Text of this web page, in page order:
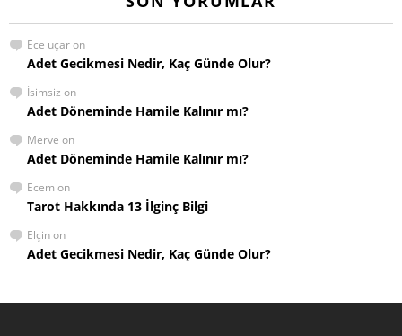
Ece uçaron
Adet Gecikmesi Nedir, Kaç Günde Olur?
İsimsiz on
Adet Döneminde Hamile Kalınır mı?
Merve on
Adet Döneminde Hamile Kalınır mı?
Ecem on
Tarot Hakkında 13 İlginç Bilgi
Elçinon
Adet Gecikmesi Nedir, Kaç Günde Olur?